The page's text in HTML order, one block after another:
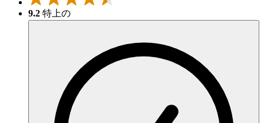
9.2 特上の